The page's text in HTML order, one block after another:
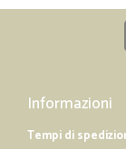
Informazioni
Tempi di